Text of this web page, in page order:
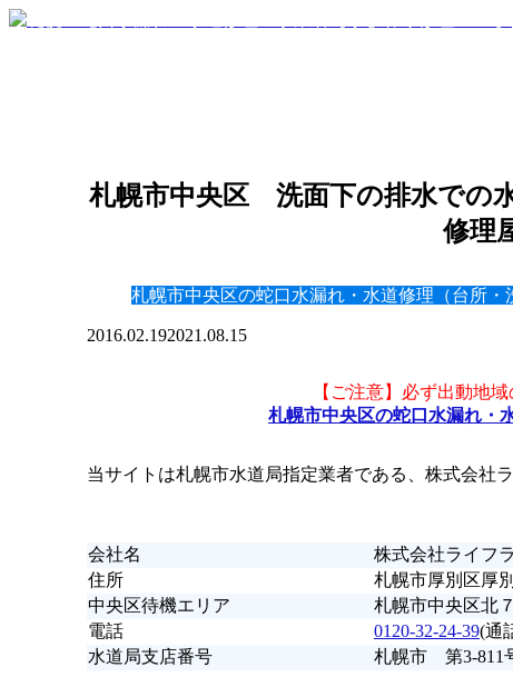
札幌市中央区 洗面下の排水での
修理
札幌市中央区の蛇口水漏れ・水道修理（台所・
2016.02.192021.08.15
【ご注意】必ず出動地
札幌市中央区の蛇口水漏れ・
当サイトは札幌市水道局指定業者である、株式会社
会社名
株式会社ライフ
住所
札幌市厚別区厚
中央区待機エリア
札幌市中央区北
電話
0120-32-24-39(通
水道局支店番号
札幌市 第3-811